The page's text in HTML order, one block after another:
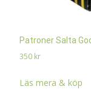
Patroner Salta
350 kr
Läs mera & köp